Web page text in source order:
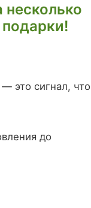
— это сигнал, что
до